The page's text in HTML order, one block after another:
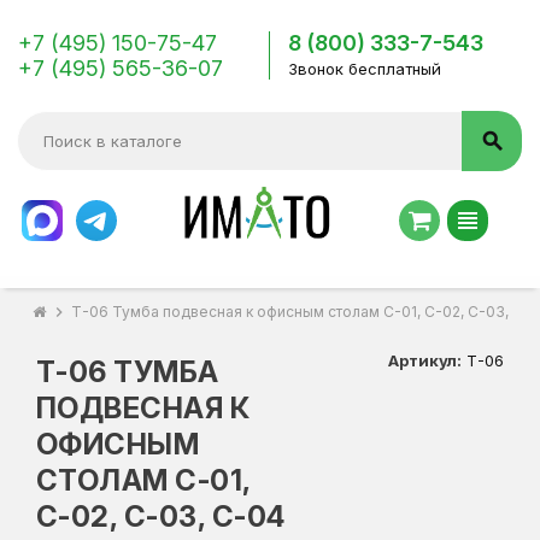
+7 (495) 150-75-47
+7 (495) 565-36-07
8 (800) 333-7-543
Звонок бесплатный
search
view_headline
chevron_right Т-06 Тумба подвесная к офисным столам С-01, С-02, С-03, С-
Т-06 ТУМБА
ПОДВЕСНАЯ К
ОФИСНЫМ
СТОЛАМ С-01,
С-02, С-03, С-04
Артикул: Т-06